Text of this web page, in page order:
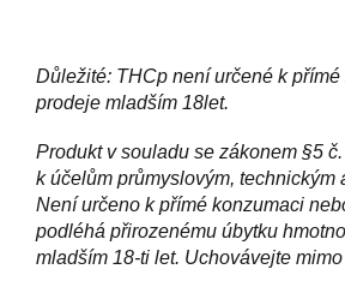
Důležité: THCp není určené k
prodeje mladším 18let.
Produkt v souladu se zákonem §5
k účelům průmyslovým, technickým
Není určeno k přímé konzumaci
podléhá přirozenému úbytku
mladším 18-ti let. Uchovávejte